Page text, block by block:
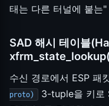
태는 다른 터널에 붙는
SAD 해시 테이블
수신 경로에서 ESP 패
proto)
3-tuple을 키로